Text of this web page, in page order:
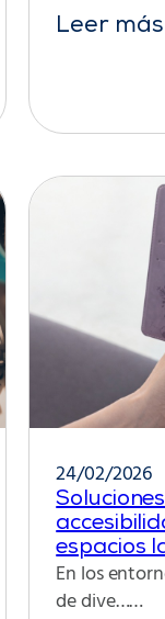
Leer más
24/02/2026
espacios
En los
de dive……